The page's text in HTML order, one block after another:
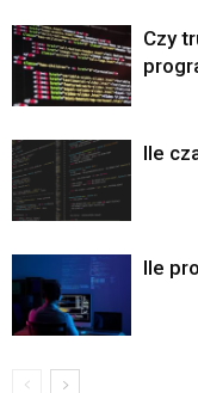
Czy
Ile
Ile